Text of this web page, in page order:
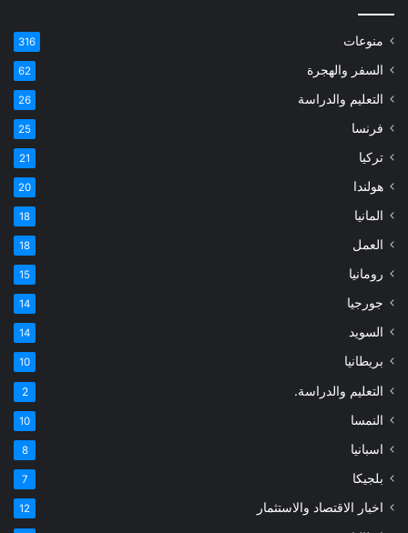
منوعات 316
السفر والهجرة 62
التعليم والدراسة 26
فرنسا 25
تركيا 21
هولندا 20
المانيا 18
العمل 18
رومانيا 15
جورجيا 14
السويد 14
بريطانيا 10
التعليم والدراسة. 2
النمسا 10
اسبانيا 8
بلجيكا 7
اخبار الاقتصاد والاستثمار 12